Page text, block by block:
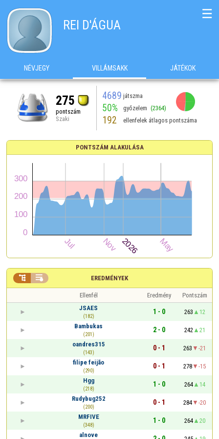
REI D'ÁGUA
☰
NÉVJEGY VILLÁMSAKK JÁTÉKOK
275
pontszám
Szaki
4689 játszma
50% győzelem (2364)
192 ellenfelek átlagos pontszáma
PONTSZÁM ALAKULÁSA
EREDMÉNYEK
 
Ellenfél Eredmény
Pontszám
JSAES
(182)
1 - 0 263
12
Bambukas
(201)
2 - 0 242
21
oandres315
(143)
0 - 1 263
-21
filipe feijão
(290)
0 - 1 278
-15
Hgg
(218)
1 - 0 264
14
Rudybug252
(200)
0 - 1 284
-20
MRFIVE
(348)
1 - 0 264
20
alnove